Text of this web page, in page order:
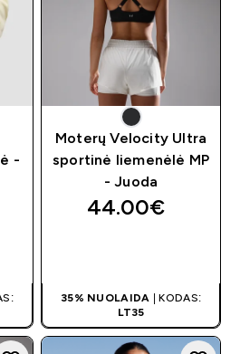
-
Moterų Velocity Ultra
sportinė liemenėlė MP
- Juoda
44.00€‎
35% NUOLAIDA | KODAS:
LT35